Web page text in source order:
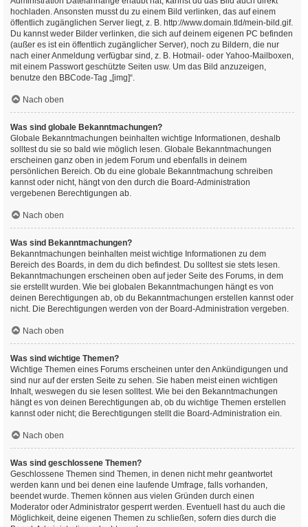
hochladen. Ansonsten musst du zu einem Bild verlinken, das auf einem
öffentlich zugänglichen Server liegt, z. B. http://www.domain.tld/mein-bild.gif.
Du kannst weder Bilder verlinken, die sich auf deinem eigenen PC befinden
(außer es ist ein öffentlich zugänglicher Server), noch zu Bildern, die nur
nach einer Anmeldung verfügbar sind, z. B. Hotmail- oder Yahoo-Mailboxen,
mit einem Passwort geschützte Seiten usw. Um das Bild anzuzeigen,
benutze den BBCode-Tag „[img]“.
Nach oben
Was sind globale Bekanntmachungen?
Globale Bekanntmachungen beinhalten wichtige Informationen, deshalb
solltest du sie so bald wie möglich lesen. Globale Bekanntmachungen
erscheinen ganz oben in jedem Forum und ebenfalls in deinem
persönlichen Bereich. Ob du eine globale Bekanntmachung schreiben
kannst oder nicht, hängt von den durch die Board-Administration
vergebenen Berechtigungen ab.
Nach oben
Was sind Bekanntmachungen?
Bekanntmachungen beinhalten meist wichtige Informationen zu dem
Bereich des Boards, in dem du dich befindest. Du solltest sie stets lesen.
Bekanntmachungen erscheinen oben auf jeder Seite des Forums, in dem
sie erstellt wurden. Wie bei globalen Bekanntmachungen hängt es von
deinen Berechtigungen ab, ob du Bekanntmachungen erstellen kannst oder
nicht. Die Berechtigungen werden von der Board-Administration vergeben.
Nach oben
Was sind wichtige Themen?
Wichtige Themen eines Forums erscheinen unter den Ankündigungen und
sind nur auf der ersten Seite zu sehen. Sie haben meist einen wichtigen
Inhalt, weswegen du sie lesen solltest. Wie bei den Bekanntmachungen
hängt es von deinen Berechtigungen ab, ob du wichtige Themen erstellen
kannst oder nicht; die Berechtigungen stellt die Board-Administration ein.
Nach oben
Was sind geschlossene Themen?
Geschlossene Themen sind Themen, in denen nicht mehr geantwortet
werden kann und bei denen eine laufende Umfrage, falls vorhanden,
beendet wurde. Themen können aus vielen Gründen durch einen
Moderator oder Administrator gesperrt werden. Eventuell hast du auch die
Möglichkeit, deine eigenen Themen zu schließen, sofern dies durch die